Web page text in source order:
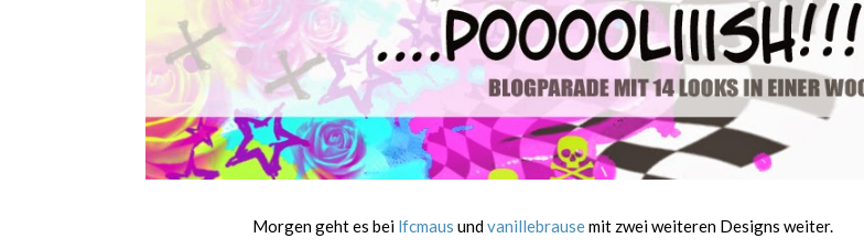
Morgen geht es bei lfcmaus undvanillebrausemit zwei weiteren Designs weiter.